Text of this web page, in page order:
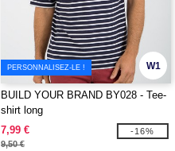
W1
PERSONNALISEZ-LE !
BUILD YOUR BRAND BY028 - Tee-
shirt long
7,99 €
9,50 €
-16%